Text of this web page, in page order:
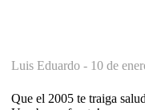
Luis Eduardo - 10 de
Que el 2005 te traiga